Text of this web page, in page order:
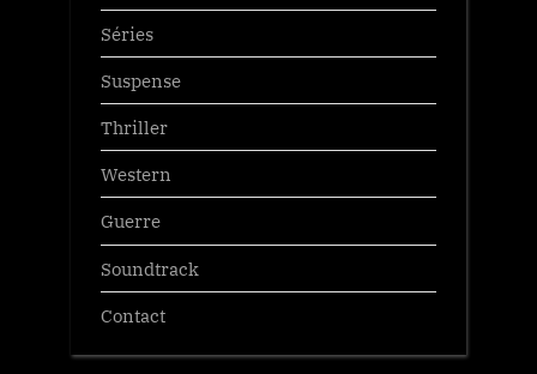
Séries
Suspense
Thriller
Western
Guerre
Soundtrack
Contact